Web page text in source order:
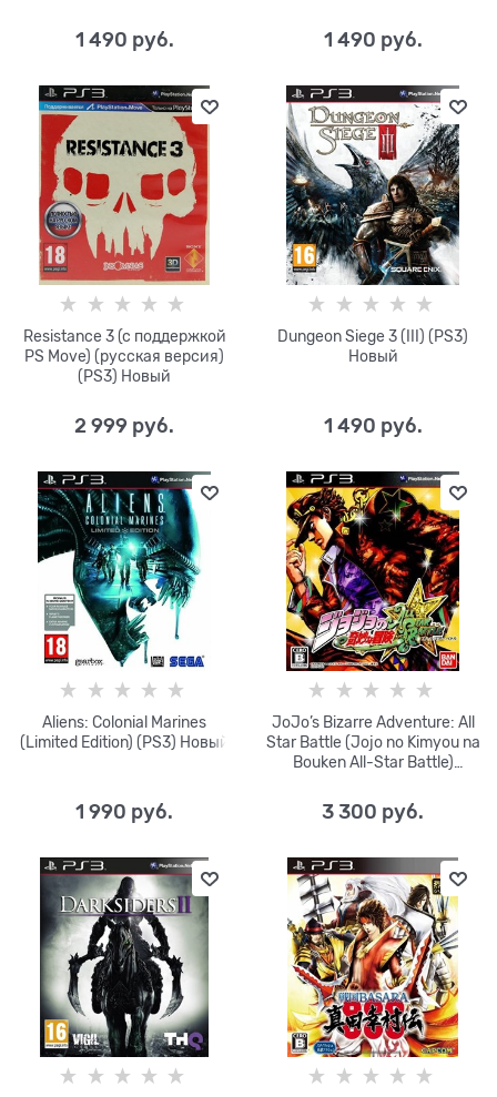
1 490 руб. 1 490 руб.
Resistance 3 (с поддержкой
PS Move) (русская версия)
(PS3) Новый
2 999 руб.
Dungeon Siege 3 (III) (PS3)
Новый
1 490 руб.
Aliens: Colonial Marines
(Limited Edition) (PS3) Новый
1 990 руб.
JoJo’s Bizarre Adventure: All
Star Battle (Jojo no Kimyou na
Bouken All-Star Battle)
Новый
3 300 руб.